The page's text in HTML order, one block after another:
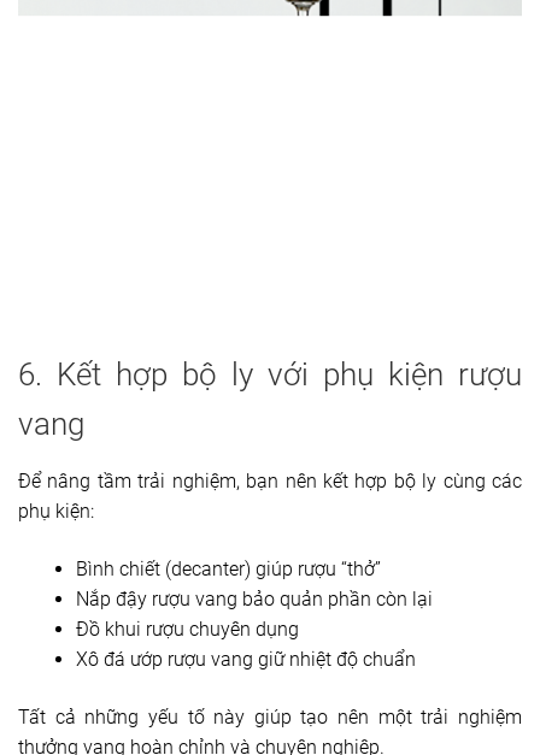
6. Kết hợp bộ ly với phụ kiện rượu
vang
Để nâng tầm trải nghiệm, bạn nên kết hợp bộ ly cùng các
phụ kiện:
Bình chiết (decanter) giúp rượu “thở”
Nắp đậy rượu vang bảo quản phần còn lại
Đồ khui rượu chuyên dụng
Xô đá ướp rượu vang giữ nhiệt độ chuẩn
Tất cả những yếu tố này giúp tạo nên một trải nghiệm
thưởng vang hoàn chỉnh và chuyên nghiệp.